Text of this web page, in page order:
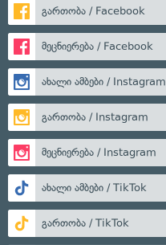
გართობა / Facebook
მეცნიერება / Facebook
ახალი ამბები / Instagram
გართობა / Instagram
მეცნიერება / Instagram
ახალი ამბები / TikTok
გართობა / TikTok